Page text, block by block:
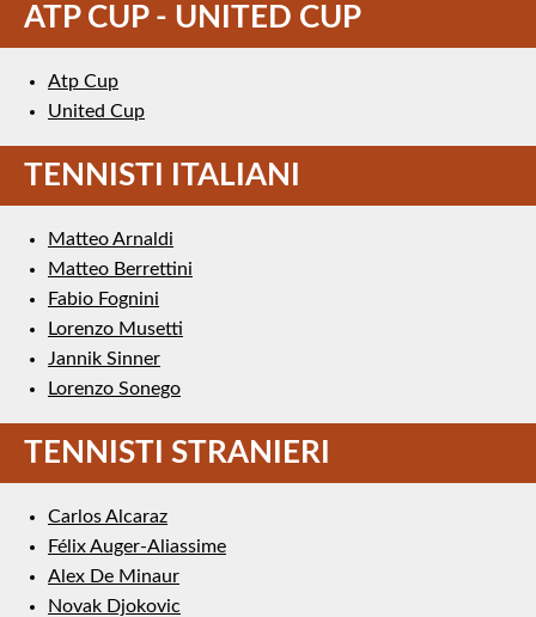
ATP CUP - UNITED CUP
Atp Cup
United Cup
TENNISTI ITALIANI
Matteo Arnaldi
Matteo Berrettini
Fabio Fognini
Lorenzo Musetti
Jannik Sinner
Lorenzo Sonego
TENNISTI STRANIERI
Carlos Alcaraz
Félix Auger-Aliassime
Alex De Minaur
Novak Djokovic